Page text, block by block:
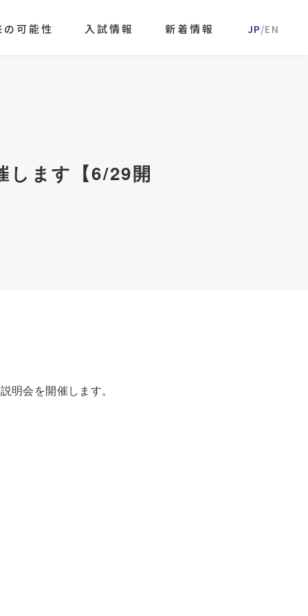
の可能性 入試情報 新着情報 JP EN
します【6/29開
会を開催します。